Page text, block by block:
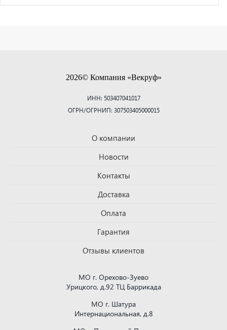
2026© Компания «Векруф»
ИНН: 503407041017
ОГРН/ОГРНИП: 307503405000015
О компании
Новости
Контакты
Доставка
Оплата
Гарантия
Отзывы клиентов
МО г. Орехово-Зуево
Урицкого, д.92 ТЦ Баррикада
МО г. Шатура
Интернациональная, д.8